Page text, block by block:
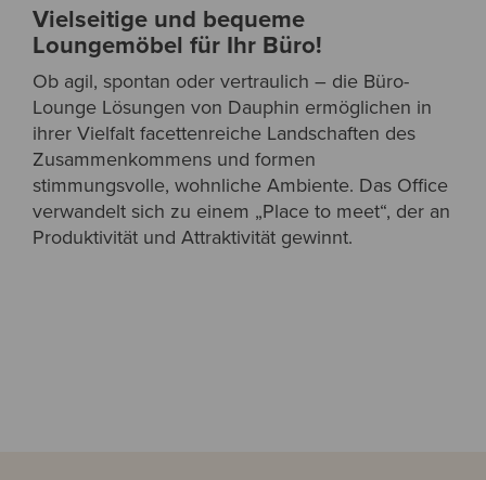
Vielseitige und bequeme
Loungemöbel für Ihr Büro!
Ob agil, spontan oder vertraulich – die Büro-
Lounge Lösungen von Dauphin ermöglichen in
ihrer Vielfalt facettenreiche Landschaften des
Zusammenkommens und formen
stimmungsvolle, wohnliche Ambiente. Das Office
verwandelt sich zu einem „Place to meet“, der an
Produktivität und Attraktivität gewinnt.